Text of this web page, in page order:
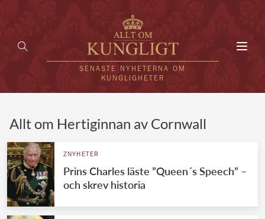
SENASTE NYHETERNA OM
KUNGLIGHETER
UTLÄNDSKT
Allt om Hertiginnan av Cornwall
ZNYHETER
Prins Charles läste ”Queen´s Speech” –
och skrev historia